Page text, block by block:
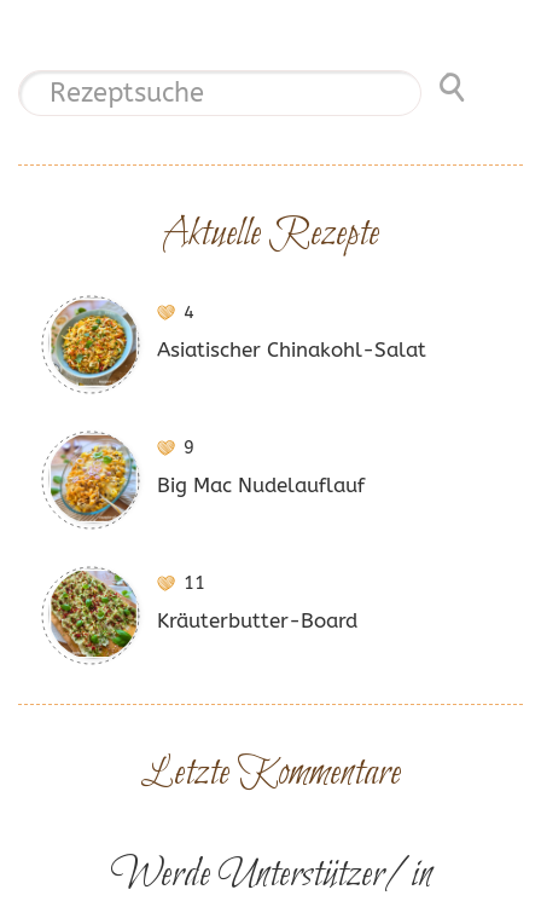
Aktuelle Rezepte
4
Asiatischer Chinakohl-Salat
9
Big Mac Nudelauflauf
11
Kräuterbutter-Board
Letzte Kommentare
Werde Unterstützer/in